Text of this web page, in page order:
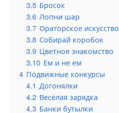
3.5 Бросок
3.6 Лопни шар
3.7 Ораторское искусство
3.8 Собирай коробок
3.9 Цветное знакомство
3.10 Ем и не ем
4 Подвижные конкурсы
4.1 Догонялки
4.2 Весёлая зарядка
4.3 Банки бутылки